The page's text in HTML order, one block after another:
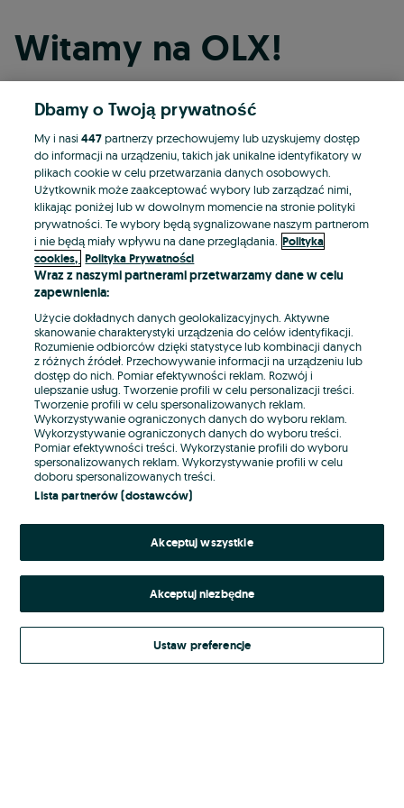
Witamy na OLX!
Kontynuuj przez Facebooka
Kontynuuj przez konto Apple
Kontynuuj przez konto Google
LUB
E-mail
Hasło
Nie pamiętasz hasła?
Zaloguj się
Kontynuując za pośrednictwem jednego z dostawców wskazanych powyżej,
Regulamin serwisuOLX.pl w jego aktualnym brzmieniu.
Dbamy o Twoją prywatność
My i nasi447partnerzy przechowujemy lub uzyskujemy dostęp
do informacji na urządzeniu, takich jak unikalne identyfikatory w
plikach cookie w celu przetwarzania danych osobowych.
Użytkownik może zaakceptować wybory lub zarządzać nimi,
klikając poniżej lub w dowolnym momencie na stronie polityki
prywatności. Te wybory będą sygnalizowane naszym partnerom
i nie będą miały wpływu na dane przeglądania. Polityka
cookies, Polityka Prywatności
Wraz z naszymi partnerami przetwarzamy dane w celu
zapewnienia:
Użycie dokładnych danych geolokalizacyjnych. Aktywne
skanowanie charakterystyki urządzenia do celów identyfikacji.
Rozumienie odbiorców dzięki statystyce lub kombinacji danych
z różnych źródeł. Przechowywanie informacji na urządzeniu lub
dostęp do nich. Pomiar efektywności reklam. Rozwój i
ulepszanie usług. Tworzenie profili w celu personalizacji treści.
Tworzenie profili w celu spersonalizowanych reklam.
Wykorzystywanie ograniczonych danych do wyboru reklam.
Wykorzystywanie ograniczonych danych do wyboru treści.
Pomiar efektywności treści. Wykorzystanie profili do wyboru
spersonalizowanych reklam. Wykorzystywanie profili w celu
doboru spersonalizowanych treści.
Lista partnerów (dostawców)
Akceptuj wszystkie
Akceptuj niezbędne
Ustaw preferencje